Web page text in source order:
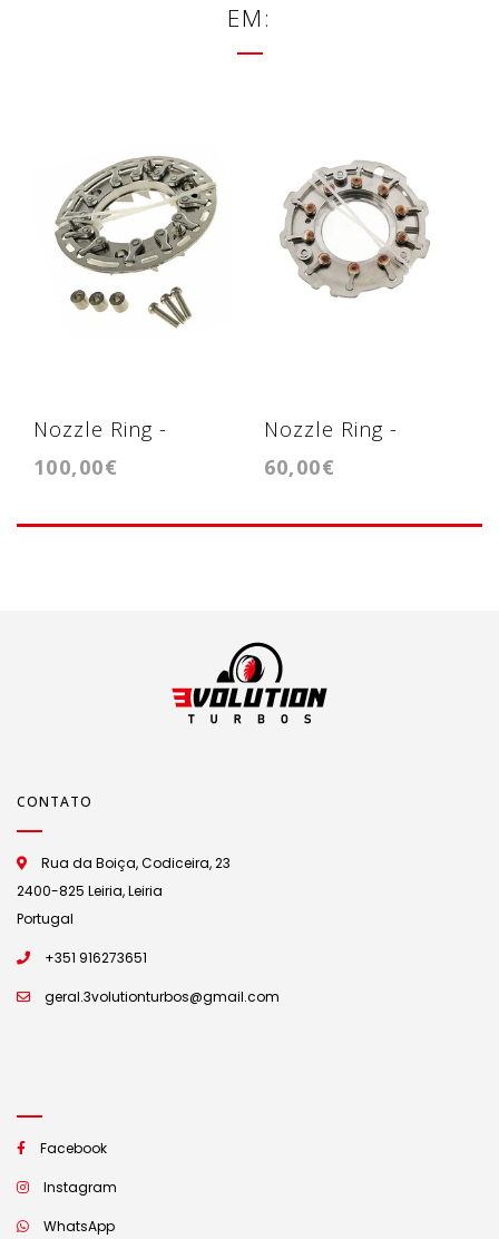
EM:
Nozzle Ring -
Geometria -
100,00€
Nozzle Ring -
Geometria -
60,00€
CONTATO
Rua da Boiça, Codiceira, 23
2400-825 Leiria, Leiria
Portugal
+351 916273651
geral.3volutionturbos@gmail.com
Facebook
Instagram
WhatsApp